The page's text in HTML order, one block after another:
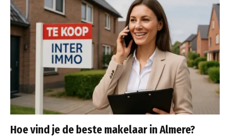
Hoe vind je de beste makelaar in Almere?